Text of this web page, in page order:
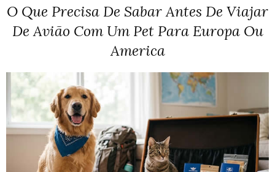
O Que Precisa De Sabar Antes De Viajar
De Avião Com Um Pet Para Europa Ou
America